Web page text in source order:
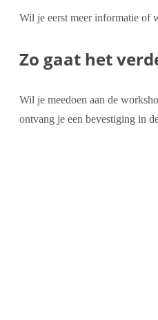
Wil je eerst meer informatie of
Zo gaat het
Wil je meedoen aan de
ontvang je een bevestiging in